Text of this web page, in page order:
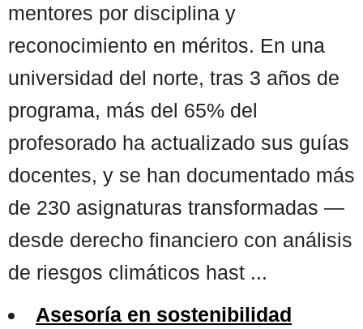
mentores por disciplina y
reconocimiento en méritos. En una
universidad del norte, tras 3 años de
programa, más del 65% del
profesorado ha actualizado sus guías
docentes, y se han documentado más
de 230 asignaturas transformadas —
desde derecho financiero con análisis
de riesgos climáticos hast ...
Asesoría en sostenibilidad